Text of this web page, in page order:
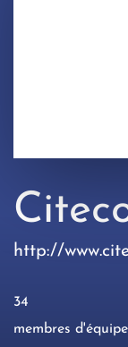
http://
34
membres d'équipe